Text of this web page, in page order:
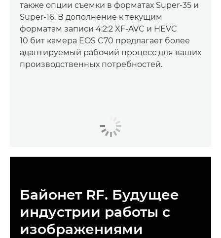
также опции съемки в форматах Super-35 и
Super-16. В дополнение к текущим
форматам записи 4:2:2 XF-AVC и HEVC
10 бит камера EOS C70 предлагает более
адаптируемый рабочий процесс для ваших
производственных потребностей.
Байонет RF. Будущее
индустрии работы с
изображениями